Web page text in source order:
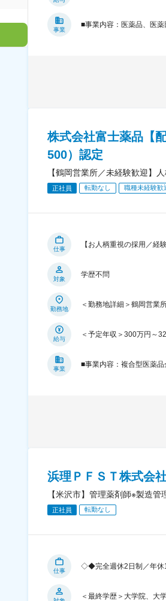
事業
■事業内容：医薬品、医
株式会社富士薬品【
500）認定
【鶴岡営業所／未経験歓迎】
正社員 転勤なし 職種未経験歓
仕事
【お人柄重視の採用／
対象
学歴不問
勤務地
＜勤務地詳細＞鶴岡営業
給与
＜予定年収＞300万円～
事業
■事業内容：複合型医薬
浜理ＰＦＳＴ株式会
【米沢市】管理薬剤師※製造
正社員 転勤なし
仕事
◇◆完全週休2日制／年休
＜最終学歴＞大学院、大